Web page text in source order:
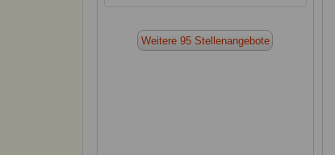
Weitere 95 Stellenangebote